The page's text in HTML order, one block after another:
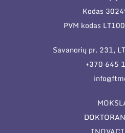
Kodas
PVM kodas
Savanorių pr. 231,
+370 645